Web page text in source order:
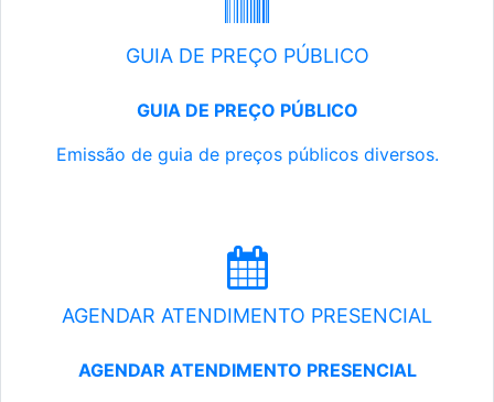
GUIA DE PREÇO PÚBLICO
GUIA DE PREÇO PÚBLICO
Emissão de guia de preços públicos diversos.
AGENDAR ATENDIMENTO PRESENCIAL
AGENDAR ATENDIMENTO PRESENCIAL